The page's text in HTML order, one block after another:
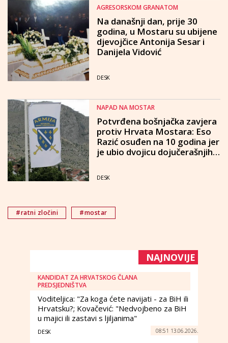
AGRESORSKOM GRANATOM
Na današnji dan, prije 30
godina, u Mostaru su ubijene
djevojčice Antonija Sesar i
Danijela Vidović
DESK
NAPAD NA MOSTAR
Potvrđena bošnjačka zavjera
protiv Hrvata Mostara: Eso
Razić osuđen na 10 godina jer
je ubio dvojicu dojučerašnjih
DESK
#ratni zločini #mostar
NAJNOVIJE
KANDIDAT ZA HRVATSKOG ČLANA
PREDSJEDNIŠTVA
Voditeljica: "Za koga ćete navijati - za BiH ili
Hrvatsku?; Kovačević: "Nedvojbeno za BiH
u majici ili zastavi s ljiljanima"
DESK 08:51 13.06.2026.